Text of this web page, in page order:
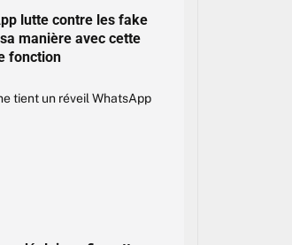
lutte contre les fake
manière avec cette
fonction